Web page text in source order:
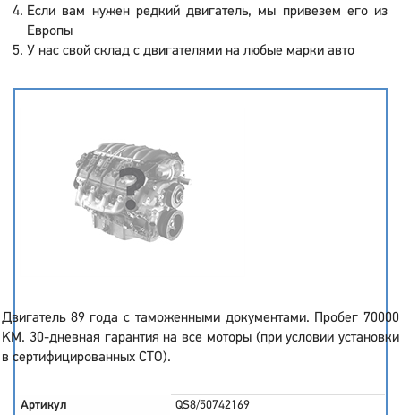
Если вам нужен редкий двигатель, мы привезем его из
Европы
У нас свой склад с двигателями на любые марки авто
Двигатель 89 года с таможенными документами. Пробег 70000
KM. 30-дневная гарантия на все моторы (при условии установки
в сертифицированных СТО).
Артикул QS8/50742169